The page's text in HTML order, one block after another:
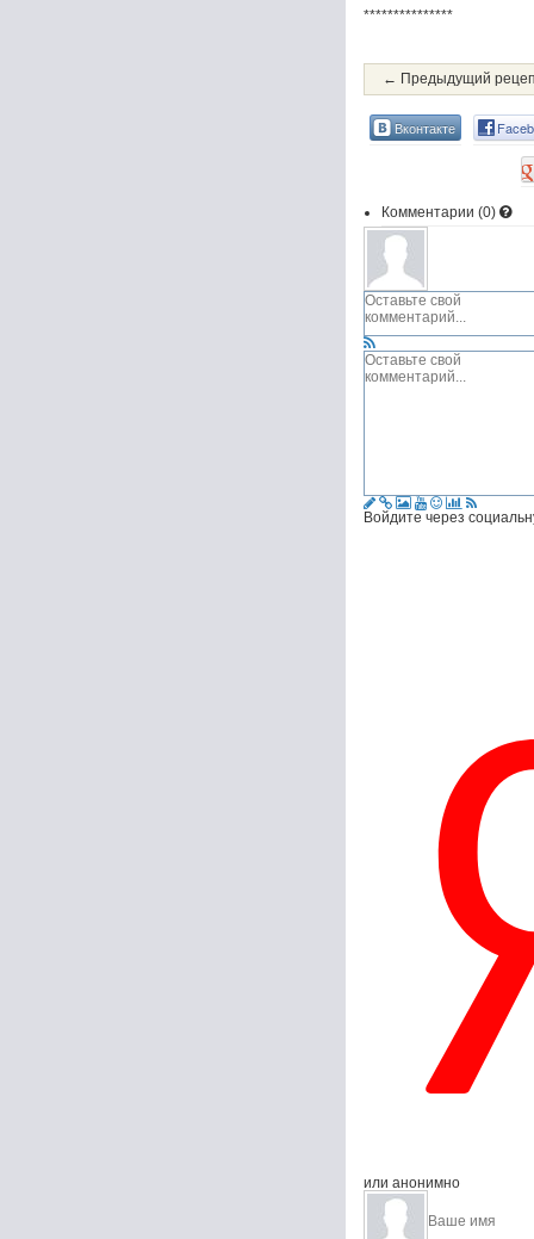
***************
← Предыдущий
Вконтакте
Комментарии (0)
Войдите через
или анонимно